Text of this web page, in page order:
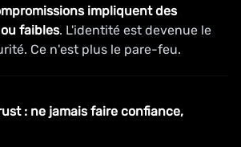
impliquent des
faibles. L'identité est devenue le
Ce n'est plus le pare-feu.
: ne jamais faire confiance,